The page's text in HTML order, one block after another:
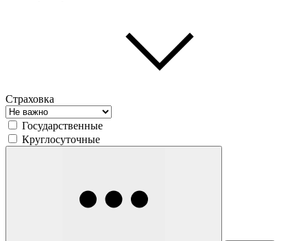
Страховка
Государственные
Круглосуточные